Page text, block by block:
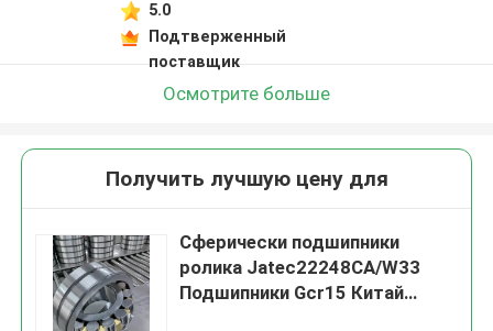
5.0
Подтверженный
поставщик
Осмотрите больше
Получить лучшую цену для
Сферически подшипники
ролика Jatec22248CA/W33
Подшипники Gcr15 Китай